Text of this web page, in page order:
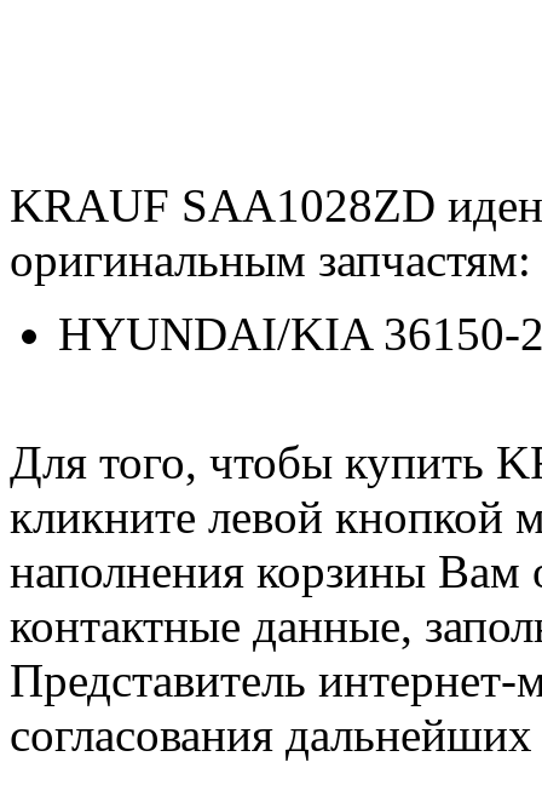
KRAUF SAA1028ZD
оригинальным запчастям:
HYUNDAI/KIA 36150-
Для того, чтобы купить
кликните левой
наполнения корзины Вам
контактные данные,
Представитель
согласования